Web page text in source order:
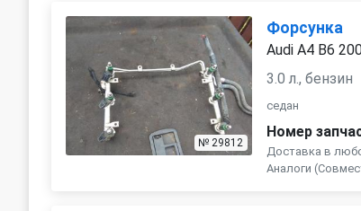
№ 29812
Форсунка
Audi A4 B6
3.0 л., бензин
седан
Номер
Доставка в
Аналоги